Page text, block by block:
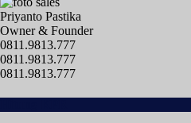
Priyanto Pastika
Owner & Founder
0811.9813.777
0811.9813.777
0811.9813.777